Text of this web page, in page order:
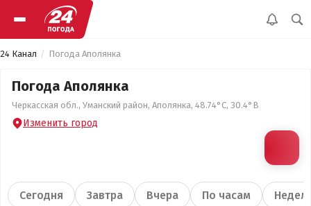
24 Канал Погода Аполянка
Погода Аполянка
Черкасская обл., Уманский район, Аполянка, 48.74°С, 30.4°В
Изменить город
Сегодня Завтра Вчера По часам